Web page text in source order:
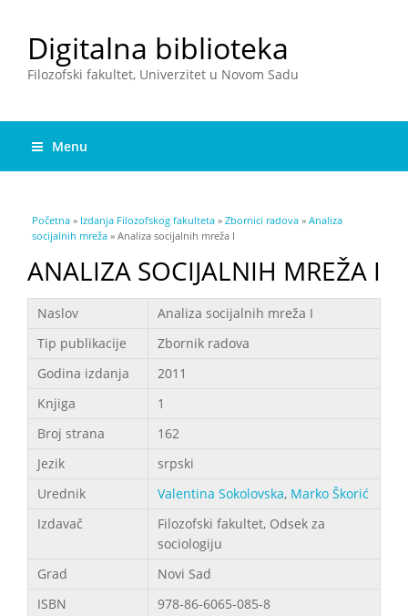
Digitalna biblioteka
Filozofski fakultet, Univerzitet u Novom Sadu
Menu
You are here
Početna » Izdanja Filozofskog fakulteta » Zbornici radova » Analiza
socijalnih mreža » Analiza socijalnih mreža I
ANALIZA SOCIJALNIH MREŽA I
Podaci
Naslov
Analiza socijalnih mreža I
Tip publikacije
Zbornik radova
Godina izdanja
2011
Knjiga
1
Broj strana
162
Jezik
srpski
Urednik
Valentina Sokolovska, Marko Škorić
Izdavač
Filozofski fakultet, Odsek za
sociologiju
Grad
Novi Sad
ISBN
978-86-6065-085-8